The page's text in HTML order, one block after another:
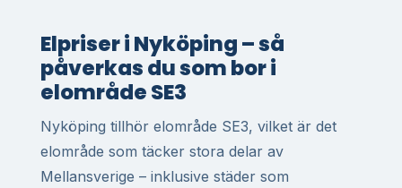
Elpriser i Nyköping – så
påverkas du som bor i
elområde SE3
Nyköping tillhör elområde SE3, vilket är det
elområde som täcker stora delar av
Mellansverige – inklusive städer som